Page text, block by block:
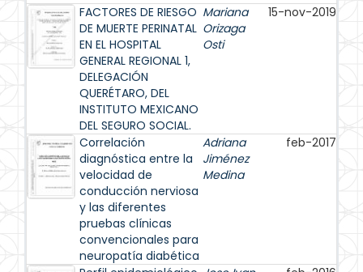
FACTORES DE RIESGO
DE MUERTE PERINATAL
EN EL HOSPITAL
GENERAL REGIONAL 1,
DELEGACIÓN
QUERÉTARO, DEL
INSTITUTO MEXICANO
DEL SEGURO SOCIAL.
Mariana
Orizaga
Osti
15-nov-2019
Correlación
diagnóstica entre la
velocidad de
conducción nerviosa
y las diferentes
pruebas clínicas
convencionales para
neuropatía diabética
Adriana
Jiménez
Medina
feb-2017